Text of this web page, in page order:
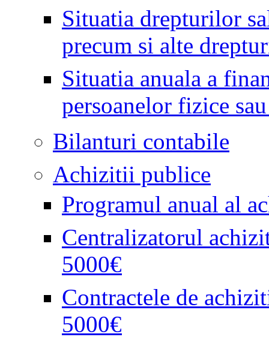
Situatia drepturilor
precum si alte
Situatia anuala a
persoanelor fizice
Bilanturi contabile
Achizitii publice
Programul anual al
Centralizatorul
5000€
Contractele de
5000€